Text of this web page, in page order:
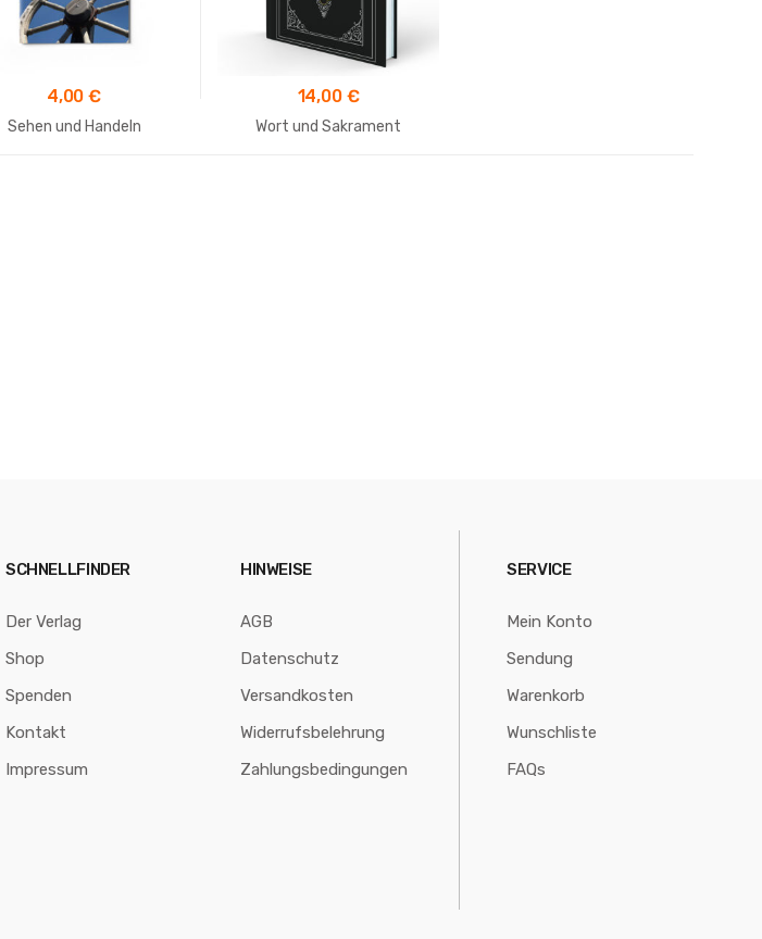
4,00€
Sehen und Handeln
14,00 €
Wort und Sakrament
79,00
Traubibel – Luther 1912 –
SCHNELLFINDER
Der Verlag
Shop
Spenden
Kontakt
Impressum
HINWEISE
AGB
Datenschutz
Versandkosten
Widerrufsbelehrung
Zahlungsbedingungen
SERVICE
Mein Konto
Sendung
Warenkorb
Wunschliste
FAQs